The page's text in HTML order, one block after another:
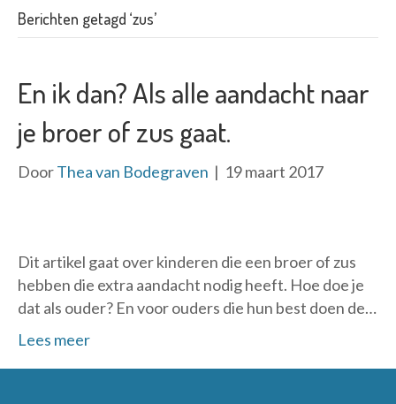
Berichten getagd ‘zus’
En ik dan? Als alle aandacht naar
je broer of zus gaat.
DoorThea van Bodegraven | 19 maart 2017
Dit artikel gaat over kinderen die een broer of zus
hebben die extra aandacht nodig heeft. Hoe doe je
dat als ouder? En voor ouders die hun best doen de…
Lees meer